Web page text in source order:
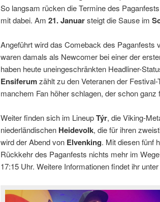
So langsam rücken die Termine des
mit dabei. Am 21. Januarsteigt die Sause im
Angeführt wird das Comeback des Paganfests
waren damals als Newcomer bei einer der
haben heute uneingeschränkten Headliner-
Ensiferumzählt zu den Veteranen der
manchem Fan höher schlagen, der schon ganz
Weiter finden sich im LineupTýr, die Viking-
niederländischen Heidevolk, die für ihren
wird der Abend von Elvenking. Mit diesen fünf
Rückkehr des Paganfests nichts mehr im
17:15 Uhr. Weitere Informationen findet ihr unter